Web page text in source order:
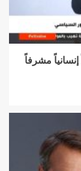
مشرفاً